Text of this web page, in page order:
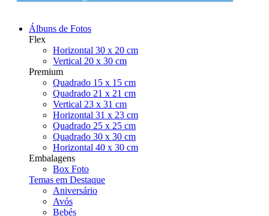
Álbuns de Fotos
Flex
Horizontal 30 x 20 cm
Vertical 20 x 30 cm
Premium
Quadrado 15 x 15 cm
Quadrado 21 x 21 cm
Vertical 23 x 31 cm
Horizontal 31 x 23 cm
Quadrado 25 x 25 cm
Quadrado 30 x 30 cm
Horizontal 40 x 30 cm
Embalagens
Box Foto
Temas em Destaque
Aniversário
Avós
Bebés